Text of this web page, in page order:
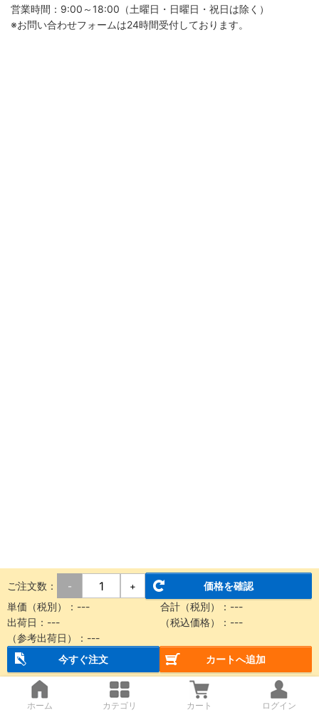
営業時間：9:00～18:00（土曜日・日曜日・祝日は除く）
※お問い合わせフォームは24時間受付しております。
ご注文数： - +
価格を確認
単価（税別）： --- 合計（税別）： ---
出荷日： --- （税込価格）： ---
（参考出荷日）： ---
今すぐ注文
カートへ追加
ホーム カテゴリ カート ログイン